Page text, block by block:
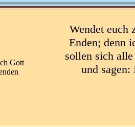
Wendet euch
Enden; denn
sollen sich
und